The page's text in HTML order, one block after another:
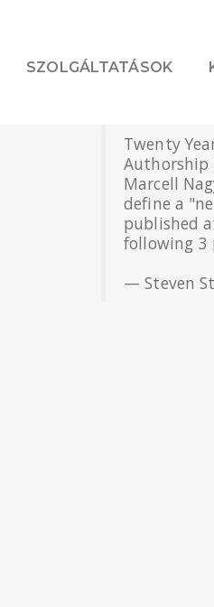
SZOLGÁLTATÁSOK
Twenty
Authorship
Marcell
define a
published
following 3
— Steven